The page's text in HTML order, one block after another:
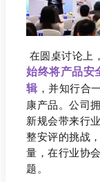
在圆桌讨论上
始终将产品安
辑，并知行合
康产品。公司
新规会带来行
整安评的挑战
量，在行业协
题。